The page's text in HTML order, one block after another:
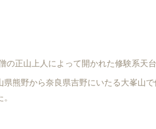
の正山上人によって開かれた修験系天
熊野から奈良県吉野にいたる大峯山